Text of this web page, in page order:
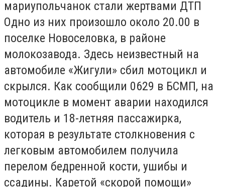
мариупольчанок стали жертвами ДТП
Одно из них произошло около 20.00 в
поселке Новоселовка, в районе
молокозавода. Здесь неизвестный на
автомобиле «Жигули» сбил мотоцикл и
скрылся. Как сообщили 0629 в БСМП, на
мотоцикле в момент аварии находился
водитель и 18-летняя пассажирка,
которая в результате столкновения с
легковым автомобилем получила
перелом бедренной кости, ушибы и
ссадины. Каретой «скорой помощи»